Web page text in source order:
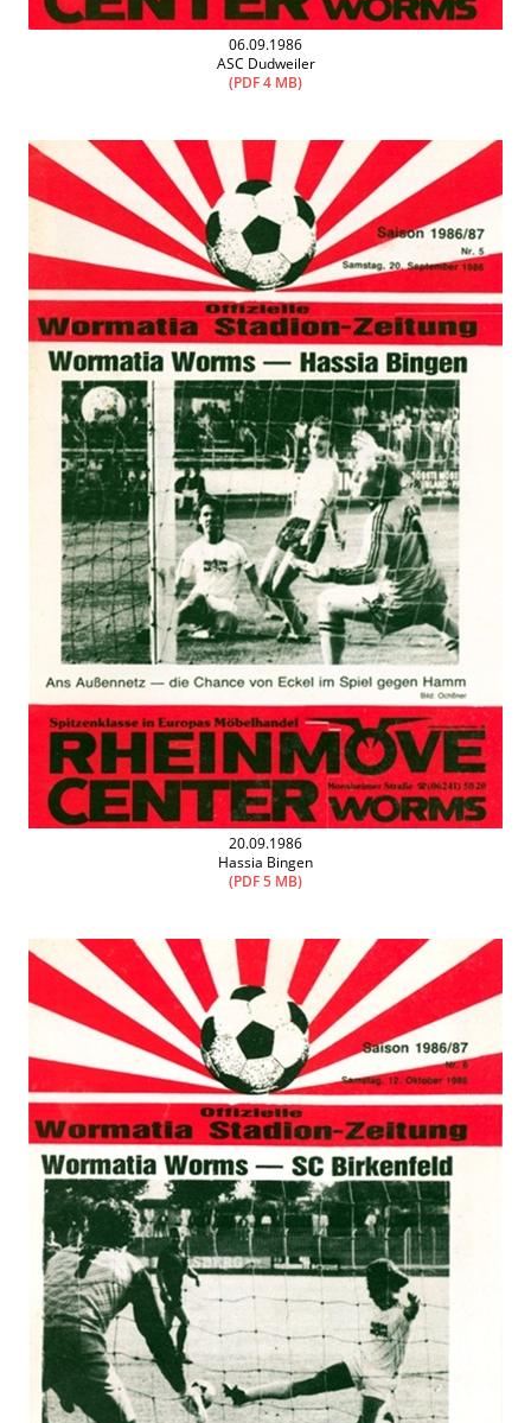
06.09.1986
ASC Dudweiler
(PDF 4 MB)
20.09.1986
Hassia Bingen
(PDF 5 MB)